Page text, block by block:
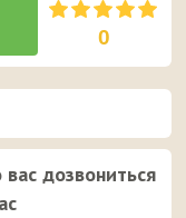
0
дозвониться